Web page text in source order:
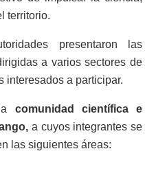
territorio.
presentaron las
a varios sectores de
interesados a participar.
comunidad científica e
a cuyos integrantes se
las siguientes áreas: